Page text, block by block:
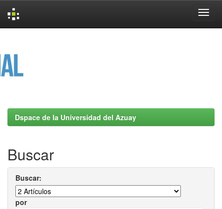
Dspace de la Universidad del Azuay
Buscar
Buscar:
por